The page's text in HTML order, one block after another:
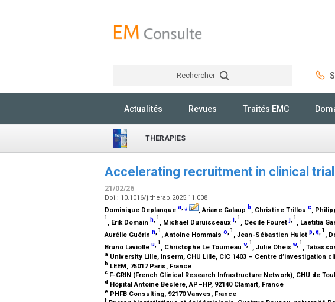
Rechercher
Actualités Revues Traités EMC
THERAPIES
Accelerating recruitment in clinical
21/02/26
Doi : 10.1016/j.therap.2025.11.008
Dominique Deplanque a,⁎ , Ariane Galaup b, Christine Trillou c,
1
, Erik Domain h, 1
, Michael Duruisseaux i, 1
, Cécile Fouretj, 1
, Laetitia
Aurélie Guérin n, 1
, Antoine Hommais o, 1
, Jean-Sébastien Hulot p,q, 1
,
Bruno Laviolle u, 1
, Christophe Le Tourneau v, 1
, Julie Oheix w, 1
,
a University Lille, Inserm, CHU Lille, CIC 1403 – Centre d’investigation
b LEEM, 75017 Paris, France
c F-CRIN (French Clinical Research Infrastructure Network), CHU de
d Hôpital Antoine Béclère, AP–HP, 92140 Clamart, France
e PHFB Consulting, 92170 Vanves, France
f